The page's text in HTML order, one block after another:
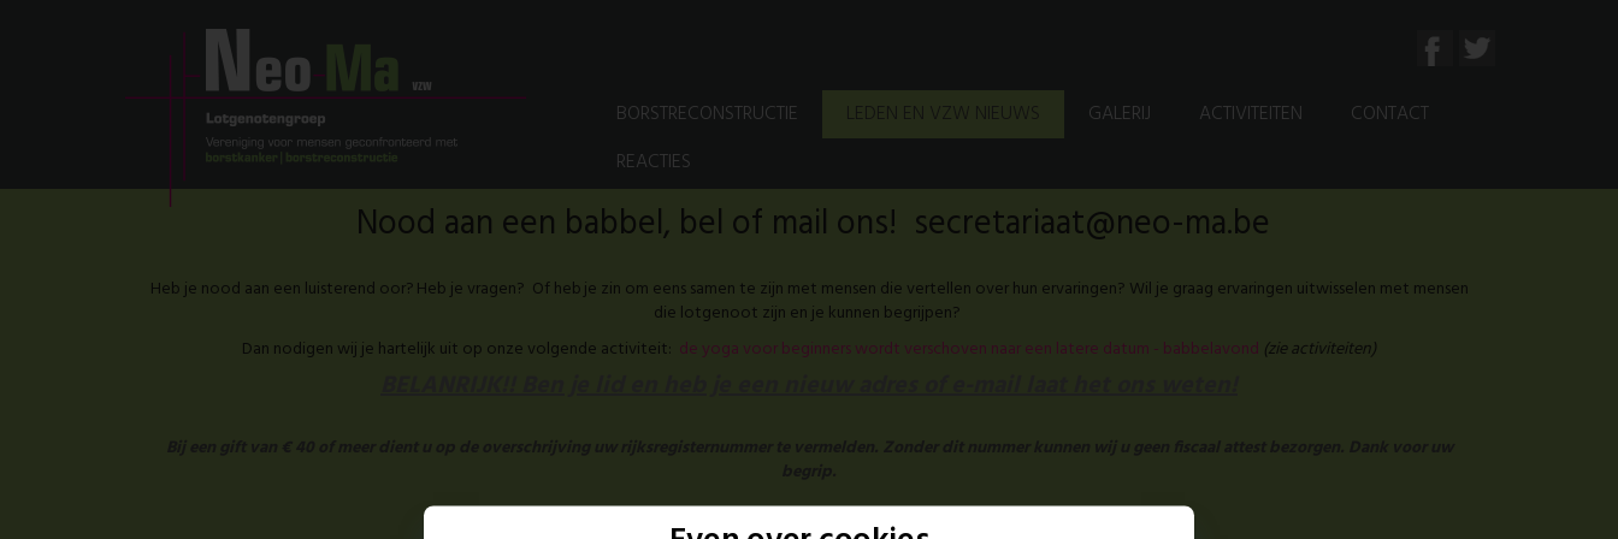
BORSTRECONSTRUCTIE LEDEN EN VZW NIEUWS GALERIJ ACTIVITEITEN
CONTACT
REACTIES
Nood aan een babbel, bel of mail ons! secretariaat@neo-ma.be
Heb je nood aan een luisterend oor? Heb je vragen? Of heb je zin om eens samen te zijn met mensen die vertellen over hun ervaringen? Wil je graag ervaringen uitwisselen met mensen
die lotgenoot zijn en je kunnen begrijpen?
Dan nodigen wij je hartelijk uit op onze volgende activiteit: de yoga voor beginners wordt verschoven naar een latere datum - babbelavond (zie activiteiten)